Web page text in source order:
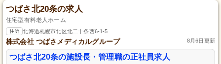
つばさ北20条の求人
住宅型有料老人ホーム
住所 北海道札幌市北区北二十条西6-1-5
株式会社 つばさメディカルグループ 8月6日更新
つばさ北20条の施設長・管理職の正社員求人